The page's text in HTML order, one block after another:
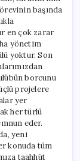
başında
en çok zarar
yönetim
yoktur. Son
borcunu
projelere
yer
her türlü
eder.
yeni
konuda tüm
taahhüt